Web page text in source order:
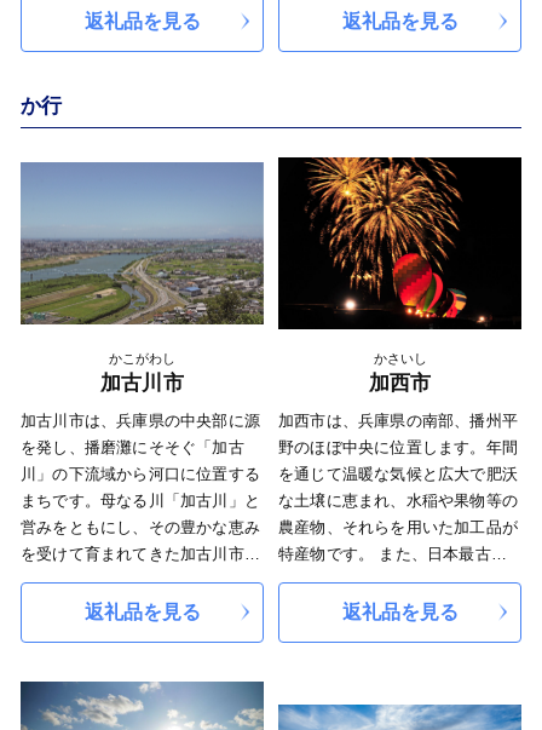
ています。これらのため池や水
のため池群」として文化的景観調
査における重要地域180か所の1つ
返礼品を見る
的工芸品、肥よくな大地が育てた
さ人の優しさに触れていただけれ
ば幸いです。
返礼品を見る
か行
かこがわし
加古川市
加古川市は、兵庫県の中央部に源
を発し、播磨灘にそそぐ「加古
川」の下流域から河口に位置する
まちです。母なる川「加古川」と
営みをともにし、その豊かな恵み
を受けて育まれてきた加古川市
は、古来より受け継がれてきた自
然・歴史・文化を大切にしなが
ら、都市的な利便性も兼ね備えた
また、「ウェルネス都市宣言」を
行い、市民がいきいきと毎日をす
返礼品を見る
かさいし
加西市
加西市は、兵庫県の南部、播州平
野のほぼ中央に位置します。年間
を通じて温暖な気候と広大で肥沃
な土壌に恵まれ、水稲や果物等の
農産物、それらを用いた加工品が
特産物です。 また、日本最古の
地誌「播磨国風土記」にも 登場
する自然と歴史が融合したまちで
赤穂義士のゆかりの地でもありま
丘古墳群などの観光名所が多数あ
返礼品を見る